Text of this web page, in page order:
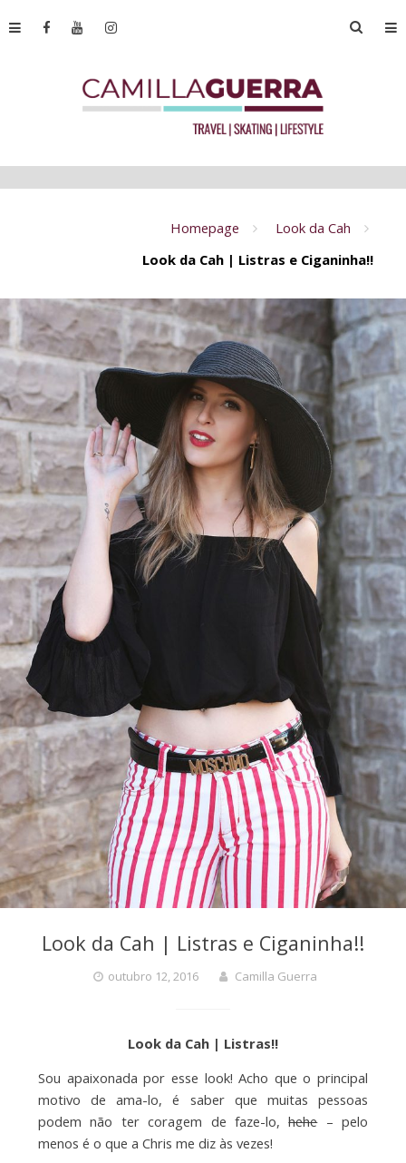
Homepage
Look da Cah
Look da Cah | Listras e Ciganinha!!
Look da Cah | Listras e Ciganinha!!
outubro 12, 2016 Camilla Guerra
Look da Cah | Listras!!
Sou apaixonada por esse look! Acho que o principal
motivo de ama-lo, é saber que muitas pessoas
podem não ter coragem de faze-lo,hehe– pelo
menos é o que a Chris me diz às vezes!